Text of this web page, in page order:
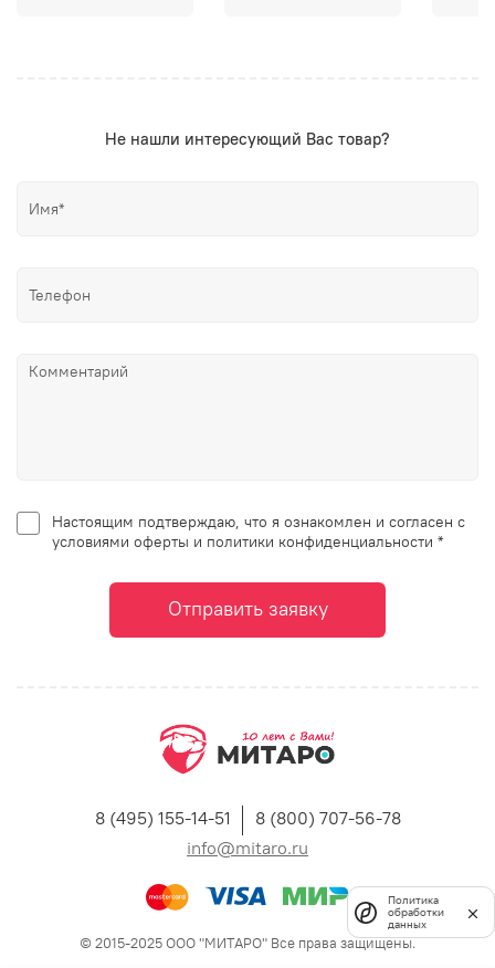
Не нашли интересующий Вас товар?
Настоящим подтверждаю, что я ознакомлен и согласен с
условиями оферты и политики конфиденциальности *
Отправить заявку
8 (495) 155-14-51
8 (800) 707-56-78
info@mitaro.ru
© 2015-2025 ООО "МИТАРО" Все права защищены.
Политика
обработки
данных